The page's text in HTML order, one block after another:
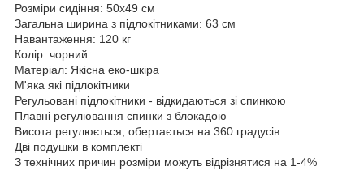
Розміри сидіння: 50х49 см
Загальна ширина з підлокітниками: 63 см
Навантаження: 120 кг
Колір: чорний
Матеріал: Якісна еко-шкіра
М'яка які підлокітники
Регульовані підлокітники - відкидаються зі спинкою
Плавні регулювання спинки з блокадою
Висота регулюється, обертається на 360 градусів
Дві подушки в комплекті
З технічних причин розміри можуть відрізнятися на 1-4%